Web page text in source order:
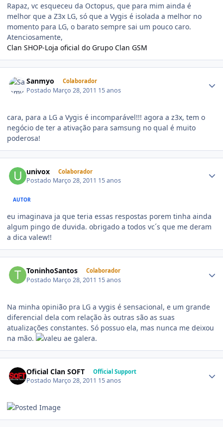
Rapaz, vc esqueceu da Octopus, que para mim ainda é
melhor que a Z3x LG, só que a Vygis é isolada a melhor no
momento para LG, o barato sempre sai um pouco caro.
Atenciosamente,
Clan SHOP-Loja oficial do Grupo Clan GSM
Sanmyo Colaborador
Postado Março 28, 2011 15 anos
cara, para a LG a Vygis é incomparável!!! agora a z3x, tem o
negócio de ter a ativação para samsung no qual é muito
poderosa!
univox Colaborador
Postado Março 28, 2011 15 anos
AUTOR
eu imaginava ja que teria essas respostas porem tinha ainda
algum pingo de duvida. obrigado a todos vc´s que me deram
a dica valew!!
ToninhoSantos Colaborador
Postado Março 28, 2011 15 anos
Na minha opinião pra LG a vygis é sensacional, e um grande
diferencial dela com relação às outras são as suas
atualizações constantes. Só possuo ela, mas nunca me deixou
na mão.
ae galera.
Oficial Clan SOFT Official Support
Postado Março 28, 2011 15 anos